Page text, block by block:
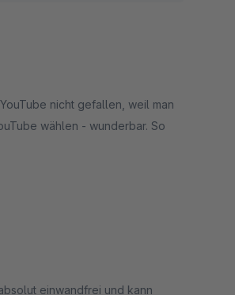
nicht gefallen, weil man
wählen - wunderbar. So
einwandfrei und kann